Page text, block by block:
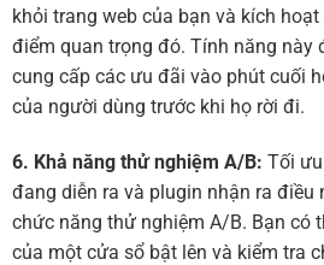
khỏi trang web của bạn và kích
điểm quan trọng đó. Tính năng này
cung cấp các ưu đãi vào phút cuối
của người dùng trước khi họ rời đi.
6. Khả năng thử nghiệm A/B: Tối
đang diễn ra và plugin nhận ra điều
chức năng thử nghiệm A/B. Bạn có
của một cửa sổ bật lên và kiểm tra